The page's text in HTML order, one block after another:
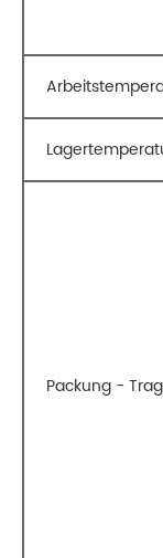
Packung -